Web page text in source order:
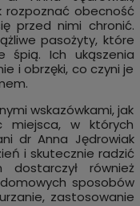
rozpoznać obecność
przed nimi chronić.
pasożyty, które
śpią. Ich ukąszenia
i obrzęki, co czyni je
wskazówkami, jak
miejsca, w których
dr Anna Jędrowiak
i skutecznie radzić
również
sposobów
zastosowanie